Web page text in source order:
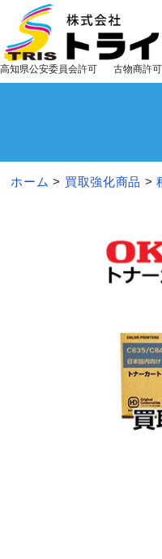
高知県公安委員会許可 古物商許
ホーム > 買取強化商品 >